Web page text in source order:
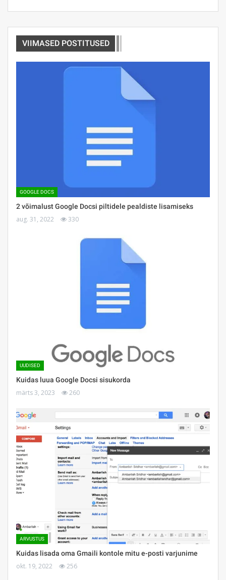
VIIMASED POSTITUSED
GOOGLE DOCS
2 võimalust Google Docsi piltidele pealdiste lisamiseks
aug. 31, 2022 330
UUDISED
Kuidas luua Google Docsi sisukorda
märts 3, 2023 260
ARVUSTUS
Kuidas lisada oma Gmaili kontole mitu e-posti varjunime
okt. 19, 2022 256